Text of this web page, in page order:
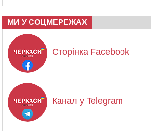
МИ У СОЦМЕРЕЖАХ
Сторінка Facebook
Канал у Telegram